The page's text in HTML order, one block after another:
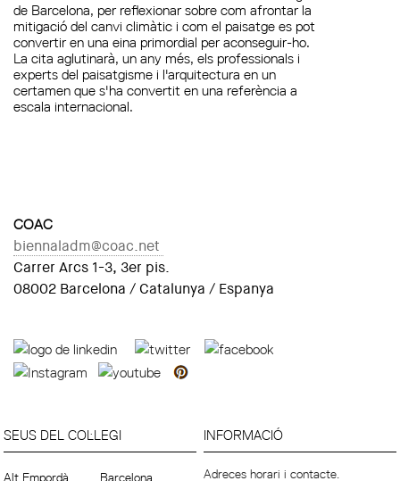
de Barcelona, per reflexionar sobre com afrontar la
mitigació del canvi climàtic i com el paisatge es pot
convertir en una eina primordial per aconseguir-ho.
La cita aglutinarà, un any més, els professionals i
experts del paisatgisme i l'arquitectura en un
certamen que s'ha convertit en una referència a
escala internacional.
COAC
biennaladm@coac.net
Carrer Arcs 1-3, 3er pis.
08002 Barcelona / Catalunya / Espanya
SEUS DEL COL·LEGI
Alt Empordà
Barcelona
INFORMACIÓ
Adreces horari i contacte.